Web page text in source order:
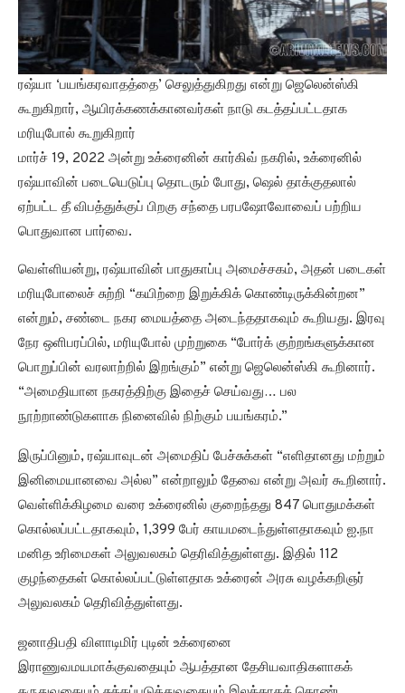
ரஷ்யா ‘பயங்கரவாதத்தை’ செலுத்துகிறது என்று ஜெலென்ஸ்கி
கூறுகிறார், ஆயிரக்கணக்கானவர்கள் நாடு கடத்தப்பட்டதாக
மரியுபோல் கூறுகிறார்
மார்ச் 19, 2022 அன்று உக்ரைனின் கார்கிவ் நகரில், உக்ரைனில்
ரஷ்யாவின் படையெடுப்பு தொடரும் போது, ஷெல் தாக்குதலால்
ஏற்பட்ட தீ விபத்துக்குப் பிறகு சந்தை பரபஷோவோவைப் பற்றிய
பொதுவான பார்வை.
வெள்ளியன்று, ரஷ்யாவின் பாதுகாப்பு அமைச்சகம், அதன் படைகள்
மரியுபோலைச் சுற்றி “கயிற்றை இறுக்கிக் கொண்டிருக்கின்றன”
என்றும், சண்டை நகர மையத்தை அடைந்ததாகவும் கூறியது. இரவு
நேர ஒளிபரப்பில், மரியுபோல் முற்றுகை “போர்க் குற்றங்களுக்கான
பொறுப்பின் வரலாற்றில் இறங்கும்” என்று ஜெலென்ஸ்கி கூறினார்.
“அமைதியான நகரத்திற்கு இதைச் செய்வது… பல
நூற்றாண்டுகளாக நினைவில் நிற்கும் பயங்கரம்.”
இருப்பினும், ரஷ்யாவுடன் அமைதிப் பேச்சுக்கள் “எளிதானது மற்றும்
இனிமையானவை அல்ல” என்றாலும் தேவை என்று அவர் கூறினார்.
வெள்ளிக்கிழமை வரை உக்ரைனில் குறைந்தது 847 பொதுமக்கள்
கொல்லப்பட்டதாகவும், 1,399 பேர் காயமடைந்துள்ளதாகவும் ஐ.நா
மனித உரிமைகள் அலுவலகம் தெரிவித்துள்ளது. இதில் 112
குழந்தைகள் கொல்லப்பட்டுள்ளதாக உக்ரைன் அரசு வழக்கறிஞர்
அலுவலகம் தெரிவித்துள்ளது.
ஜனாதிபதி விளாடிமிர் புடின் உக்ரைனை
இராணுவமயமாக்குவதையும் ஆபத்தான தேசியவாதிகளாகக்